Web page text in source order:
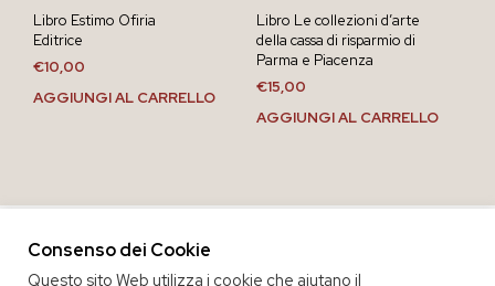
Libro Estimo Ofiria
Editrice
€10,00
AGGIUNGI AL CARRELLO
Libro Le collezioni d’arte
della cassa di risparmio di
Parma e Piacenza
€15,00
AGGIUNGI AL CARRELLO
Consenso dei Cookie
Questo sito Web utilizza i cookie che aiutano il